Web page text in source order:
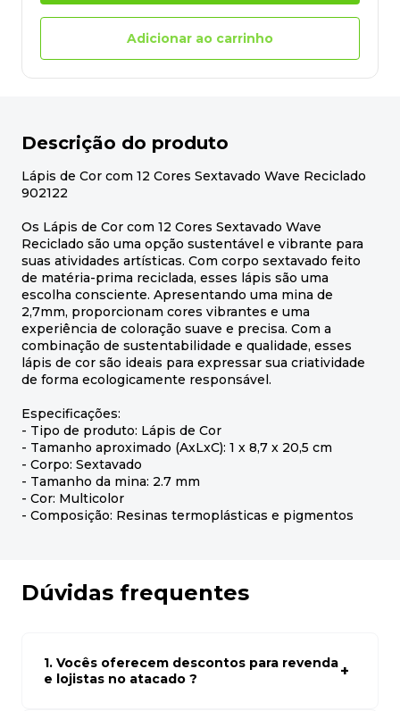
Adicionar ao carrinho
Descrição do produto
Lápis de Cor com 12 Cores Sextavado Wave Reciclado
902122
Os Lápis de Cor com 12 Cores Sextavado Wave
Reciclado são uma opção sustentável e vibrante para
suas atividades artísticas. Com corpo sextavado feito
de matéria-prima reciclada, esses lápis são uma
escolha consciente. Apresentando uma mina de
2,7mm, proporcionam cores vibrantes e uma
experiência de coloração suave e precisa. Com a
combinação de sustentabilidade e qualidade, esses
lápis de cor são ideais para expressar sua criatividade
de forma ecologicamente responsável.
Especificações:
- Tipo de produto: Lápis de Cor
- Tamanho aproximado (AxLxC): 1 x 8,7 x 20,5 cm
- Corpo: Sextavado
- Tamanho da mina: 2.7 mm
- Cor: Multicolor
- Composição: Resinas termoplásticas e pigmentos
Dúvidas frequentes
1. Vocês oferecem descontos para revenda
e lojistas no atacado ?